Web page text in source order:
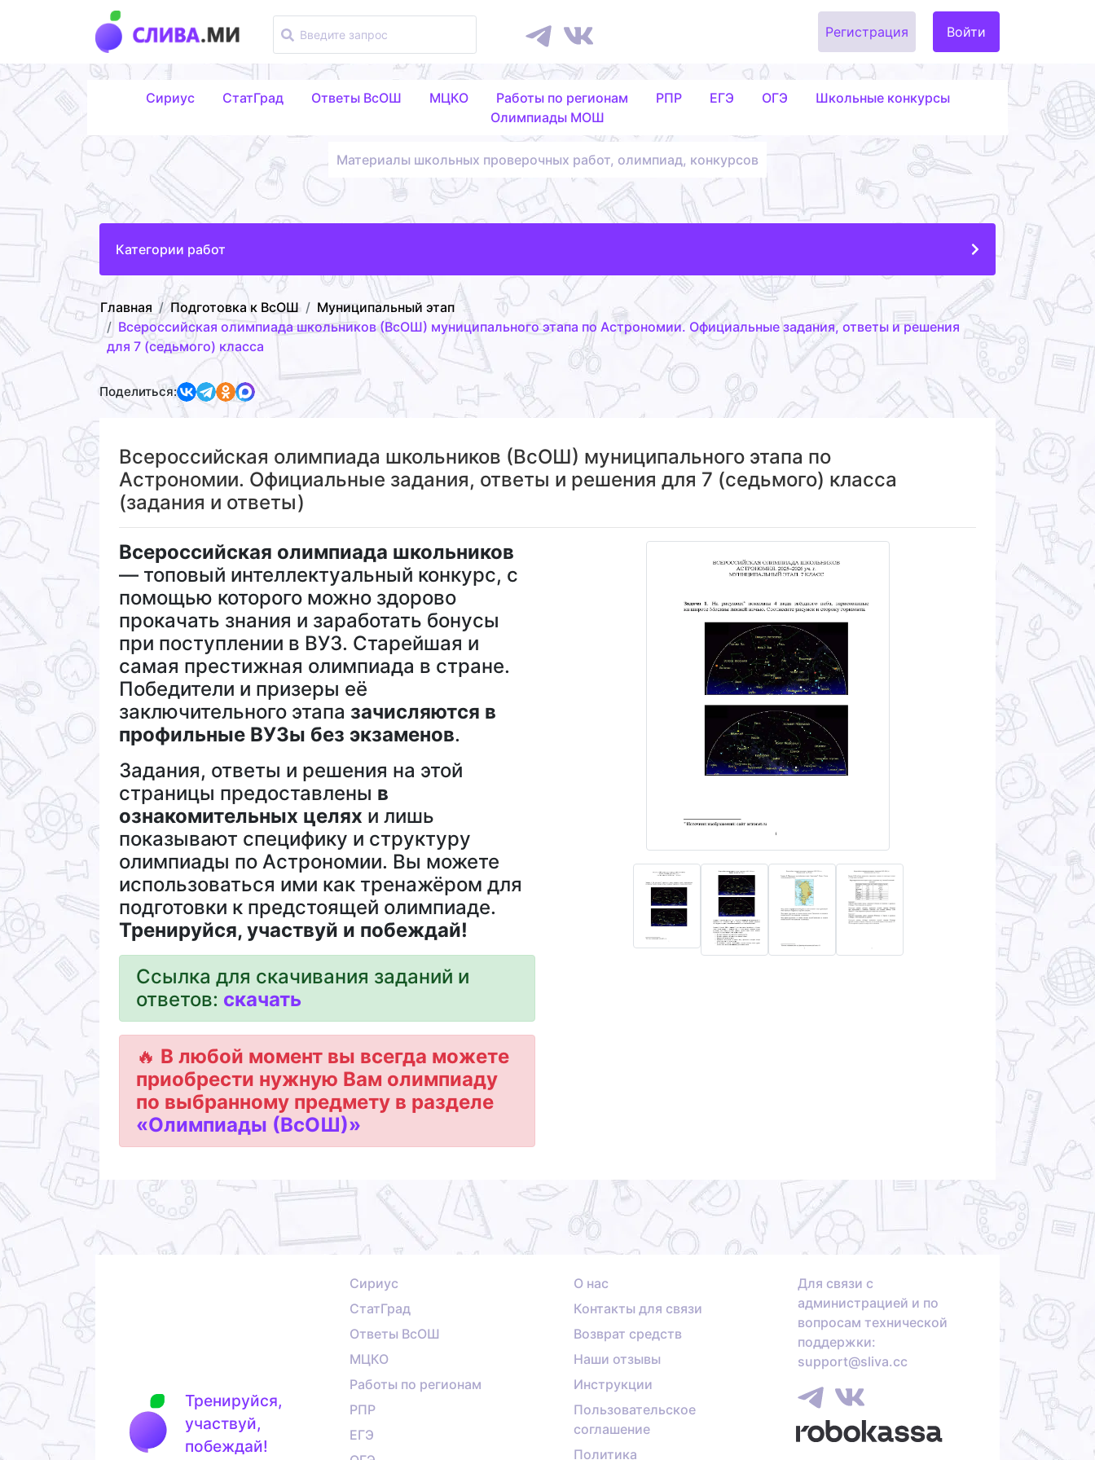
Регистрация Войти
Сириус СтатГрад Ответы ВсОШ МЦКО Работы по регионам РПР ЕГЭ ОГЭ
Школьные конкурсы
Олимпиады МОШ
Материалы школьных проверочных работ, олимпиад, конкурсов
Категории работ
Главная Подготовка к ВсОШ
Муниципальный этап
Всероссийская олимпиада школьников (ВсОШ) муниципального этапа по Астрономии. Официальные задания, ответы и решения
для 7 (седьмого) класса
Поделиться:
Всероссийская олимпиада школьников (ВсОШ) муниципального этапа по
Астрономии. Официальные задания, ответы и решения для 7 (седьмого) класса
(задания и ответы)
Всероссийская олимпиада школьников
— топовый интеллектуальный конкурс, с
помощью которого можно здорово
прокачать знания и заработать бонусы
при поступлении в ВУЗ. Старейшая и
самая престижная олимпиада в стране.
Победители и призеры её
заключительного этапа зачисляются в
профильные ВУЗы без экзаменов.
Задания, ответы и решения на этой
страницы предоставлены в
ознакомительных целях и лишь
показывают специфику и структуру
олимпиады по Астрономии. Вы можете
использоваться ими как тренажёром для
подготовки к предстоящей олимпиаде.
Тренируйся, участвуй и побеждай!
Ссылка для скачивания заданий и
ответов: cкачать
🔥 В любой момент вы всегда можете
приобрести нужную Вам олимпиаду
по выбранному предмету в разделе
«Олимпиады (ВсОШ)»
Тренируйся,
участвуй,
побеждай!
Сириус
СтатГрад
Ответы ВсОШ
МЦКО
Работы по регионам
РПР
ЕГЭ
О нас
Контакты для связи
Возврат средств
Наши отзывы
Инструкции
Пользовательское
соглашение
Политика
Для связи с
администрацией и по
вопросам технической
поддержки:
support@sliva.cc